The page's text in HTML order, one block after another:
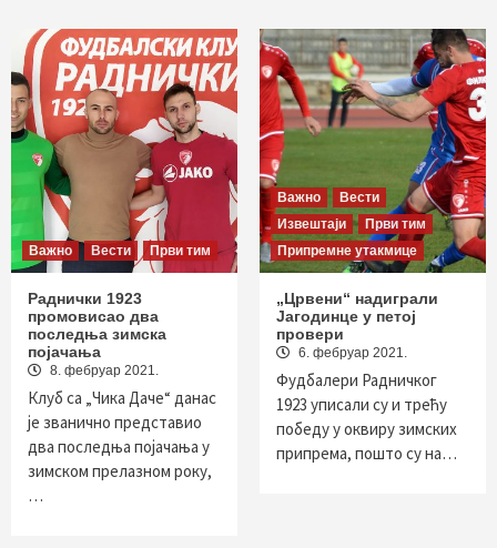
Важно Вести Први тим
Раднички 1923
промовисао два
последња зимска
појачања
8. фебруар 2021.
Клуб са „Чика Даче“ данас
је званично представио
два последња појачања у
зимском прелазном року,
…
Важно
Вести
Извештаји
Први тим
Припремне утакмице
„Црвени“ надиграли
Јагодинце у петој
провери
6. фебруар 2021.
Фудбалери Радничког
1923 уписали су и трећу
победу у оквиру зимских
припрема, пошто су на…